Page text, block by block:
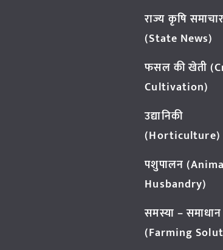
राज्य कृषि समाचार
(State News)
फसल की खेती
Cultivation)
उद्यानिकी
(Horticulture)
पशुपालन
Husbandry)
समस्या – समाधान
(Farming